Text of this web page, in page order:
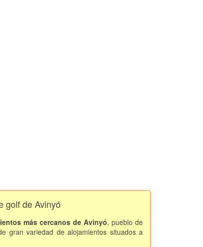
golf de Avinyó
más cercanos de Avinyó, pueblo de
gran variedad de alojamientos situados a